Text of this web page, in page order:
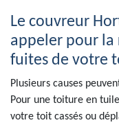
Le couvreur
appeler pour la
fuites de votre
Plusieurs causes
Pour une toiture en
votre toit cassés ou